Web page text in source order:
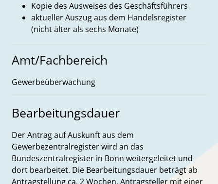
Kopie des Ausweises des Geschäftsführers
aktueller Auszug aus dem Handelsregister
(nicht älter als sechs Monate)
Amt/Fachbereich
Gewerbeüberwachung
Bearbeitungsdauer
Der Antrag auf Auskunft aus dem
Gewerbezentralregister wird an das
Bundeszentralregister in Bonn weitergeleitet und
dort bearbeitet. Die Bearbeitungsdauer beträgt ab
Antragstellung ca. 2 Wochen. Antragsteller mit einer